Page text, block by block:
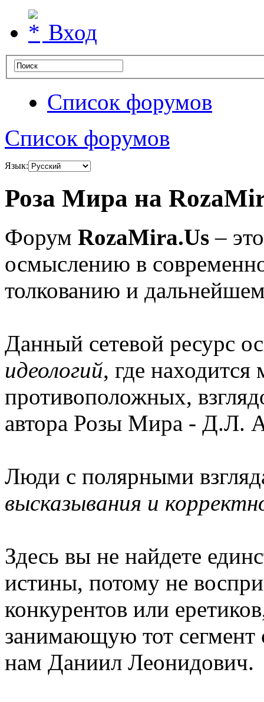
Вход
Список форумов
Список форумов
Язык:
Роза Мира на
Форум RozaMira.Us –
осмыслению в
толкованию и
Данный сетевой ресурс
идеологий, где находится
противоположных,
автора Розы Мира - Д.Л.
Люди с полярными
высказывания и
Здесь вы не найдете
истины, потому не
конкурентов или
занимающую тот сегмент
нам Даниил Леонидович.